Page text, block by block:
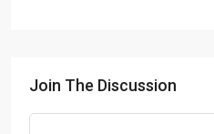
Join The Discussion